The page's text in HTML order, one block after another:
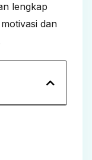
lengkap
dan